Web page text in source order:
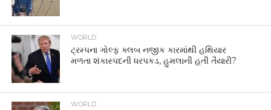
WORLD
ટ્રમ્પના ગોલ્ફ ક્લબ નજીક કારમાંથી હથિયાર
મળતા શંકાસ્પદની ધરપકડ, હુમલાની હતી તૈયારી?
WORLD